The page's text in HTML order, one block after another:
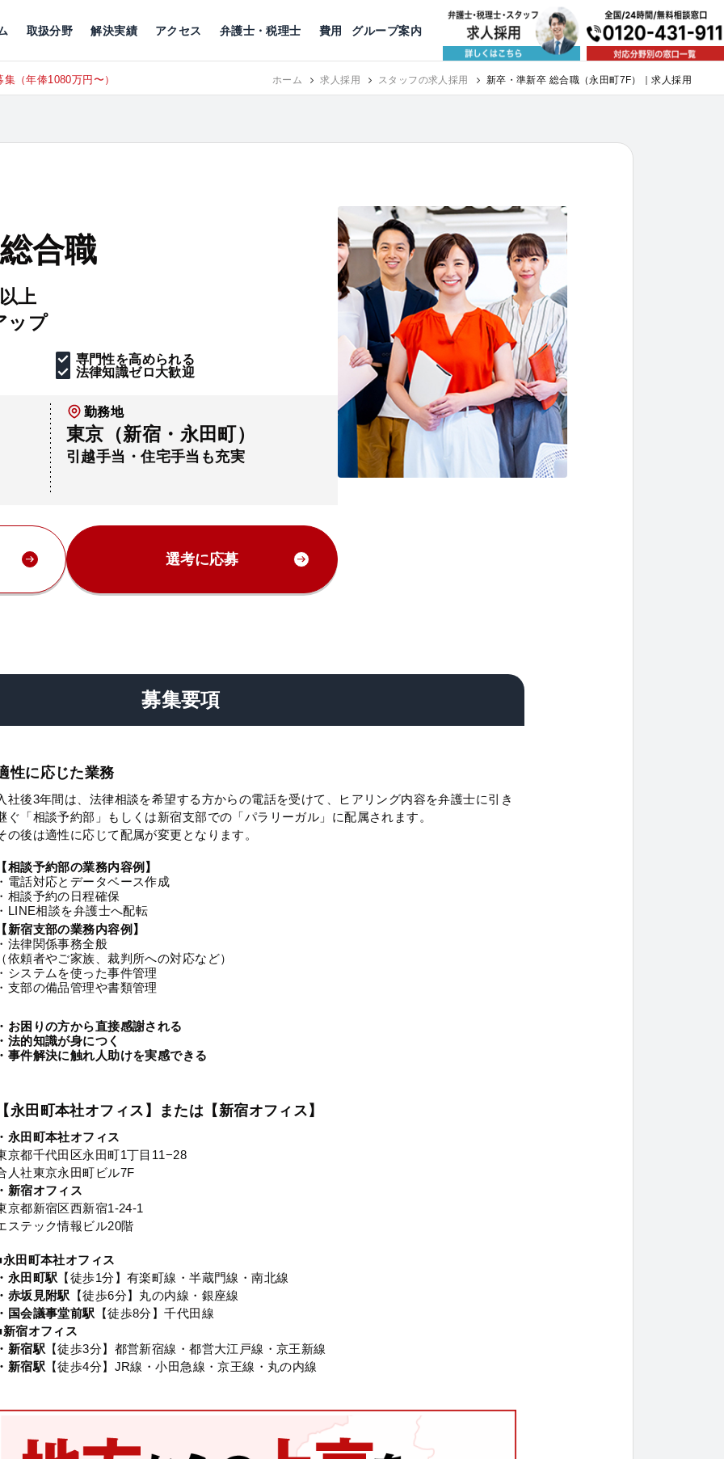
取扱分野
公益活動
解決実績 アクセス
京都 神戸 福岡
弁護士・税理士 費用 グループ案内
（年俸1080万円〜） RECRUIT 東京にて、相談予約スタッフ募集（月給38万以上）
合職
上
ップ
専門性を高められる
法律知識ゼロ大歓迎
勤務地
東京（新宿・永田町）
引越手当・住宅手当も充実
選考に応募
募集要項
性に応じた業務
社後3年間は、法律相談を希望する方からの電話を受けて、ヒアリング内容を弁護士に引き
ぐ「相談予約部」もしくは新宿支部での「パラリーガル」に配属されます。
の後は適性に応じて配属が変更となります。
相談予約部の業務内容例】
電話対応とデータベース作成
相談予約の日程確保
LINE相談を弁護士へ配転
新宿支部の業務内容例】
法律関係事務全般
依頼者やご家族、裁判所への対応など）
システムを使った事件管理
支部の備品管理や書類管理
お困りの方から直接感謝される
法的知識が身につく
事件解決に触れ人助けを実感できる
永田町本社オフィス】または【新宿オフィス】
永田町本社オフィス
京都千代田区永田町1丁目11−28
人社東京永田町ビル7F
新宿オフィス
京都新宿区西新宿1-24-1
ステック情報ビル20階
永田町本社オフィス
永田町駅 【徒歩1分】有楽町線・半蔵門線・南北線
赤坂見附駅
【徒歩6分】丸の内線・銀座線
国会議事堂前駅
【徒歩8分】千代田線
新宿オフィス
新宿駅 【徒歩3分】都営新宿線・都営大江戸線・京王新線
新宿駅 【徒歩4分】JR線・小田急線・京王線・丸の内線
ホーム 求人採用 スタッフの求人採用 新卒・準新卒 総合職（永田町7F）｜求人採用